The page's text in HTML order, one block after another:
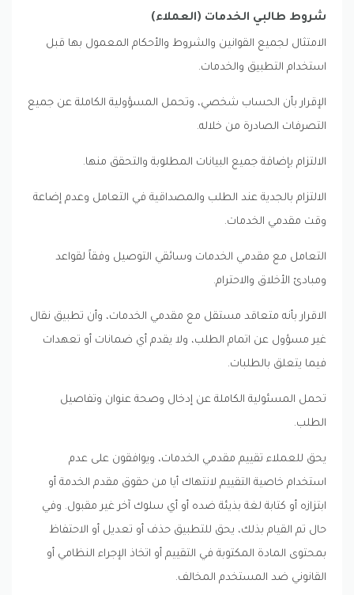
شروط طالبي الخدمات (العملاء)
الامتثال لجميع القوانين والشروط والأحكام المعمول بها قبل
استخدام التطبيق والخدمات.
الإقرار بأن الحساب شخصي، وتحمل المسؤولية الكاملة عن جميع
التصرفات الصادرة من خلاله.
الالتزام بإضافة جميع البيانات المطلوبة والتحقق منها.
الالتزام بالجدية عند الطلب والمصداقية في التعامل وعدم إضاعة
وقت مقدمي الخدمات.
التعامل مع مقدمي الخدمات وسائقي التوصيل وفقاً لقواعد
ومبادئ الأخلاق والاحترام.
الاقرار بأنه متعاقد مستقل مع مقدمي الخدمات، وأن تطبيق نقال
غير مسؤول عن اتمام الطلب، ولا يقدم أي ضمانات أو تعهدات
فيما يتعلق بالطلبات.
تحمل المسئولية الكاملة عن إدخال وصحة عنوان وتفاصيل
الطلب.
يحق للعملاء تقييم مقدمي الخدمات، ويوافقون على عدم
استخدام خاصية التقييم لانتهاك أيا من حقوق مقدم الخدمة أو
ابتزازه أو كتابة لغة بذيئة ضده أو أي سلوك آخر غير مقبول. وفي
حال تم القيام بذلك، يحق للتطبيق حذف أو تعديل أو الاحتفاظ
بمحتوى المادة المكتوبة في التقييم أو اتخاذ الإجراء النظامي أو
القانوني ضد المستخدم المخالف.